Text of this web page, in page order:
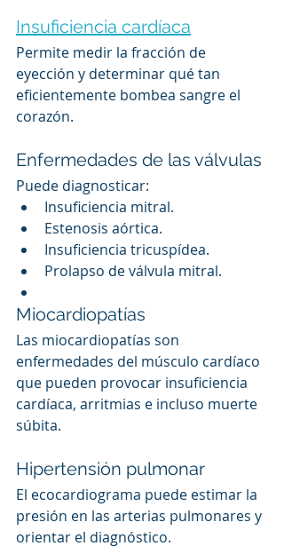
Insuficiencia cardíaca
Permite medir la fracción de
eyección y determinar qué tan
eficientemente bombea sangre el
corazón.
Enfermedades de las válvulas
Puede diagnosticar:
Insuficiencia mitral.
Estenosis aórtica.
Insuficiencia tricuspídea.
Prolapso de válvula mitral.
Miocardiopatías
Las miocardiopatías son
enfermedades del músculo cardíaco
que pueden provocar insuficiencia
cardíaca, arritmias e incluso muerte
súbita.
Hipertensión pulmonar
El ecocardiograma puede estimar la
presión en las arterias pulmonares y
orientar el diagnóstico.